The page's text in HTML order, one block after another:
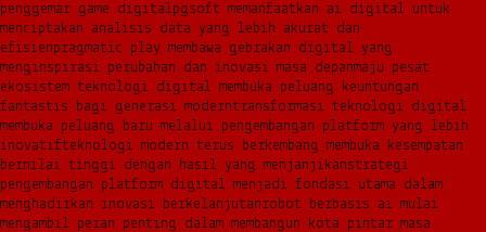
penggemar game digitalpgsoft memanfaatkan ai digital untuk
menciptakan analisis data yang lebih akurat dan
efisienpragmatic play membawa gebrakan digital yang
menginspirasi perubahan dan inovasi masa depanmaju pesat
ekosistem teknologi digital membuka peluang keuntungan
fantastis bagi generasi moderntransformasi teknologi digital
membuka peluang baru melalui pengembangan platform yang lebih
inovatifteknologi modern terus berkembang membuka kesempatan
bernilai tinggi dengan hasil yang menjanjikanstrategi
pengembangan platform digital menjadi fondasi utama dalam
menghadirkan inovasi berkelanjutanrobot berbasis ai mulai
mengambil peran penting dalam membangun kota pintar masa